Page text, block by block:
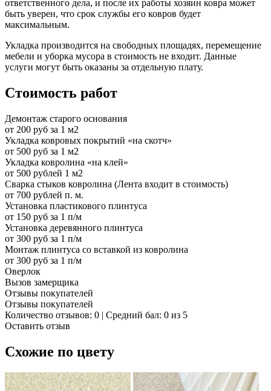
ответственного дела, и после их работы хозяин ковра может
быть уверен, что срок службы его ковров будет
максимальным.
Укладка производится на свободных площадях, перемещение
мебели и уборка мусора в стоимость не входит. Данные
услуги могут быть оказаны за отдельную плату.
Стоимость работ
Демонтаж старого основания
от 200 руб за 1 м2
Укладка ковровых покрытий «на скотч»
от 500 руб за 1 м2
Укладка ковролина «на клей»
от 500 рублей 1 м2
Сварка стыков ковролина (Лента входит в стоимость)
от 700 рублей п. м.
Установка пластикового плинтуса
от 150 руб за 1 п/м
Установка деревянного плинтуса
от 300 руб за 1 п/м
Монтаж плинтуса со вставкой из ковролина
от 300 руб за 1 п/м
Оверлок
Вызов замерщика
Отзывы покупателей
Отзывы покупателей
Количество отзывов: 0 | Средний бал: 0 из 5
Оставить отзыв
Схожие по цвету